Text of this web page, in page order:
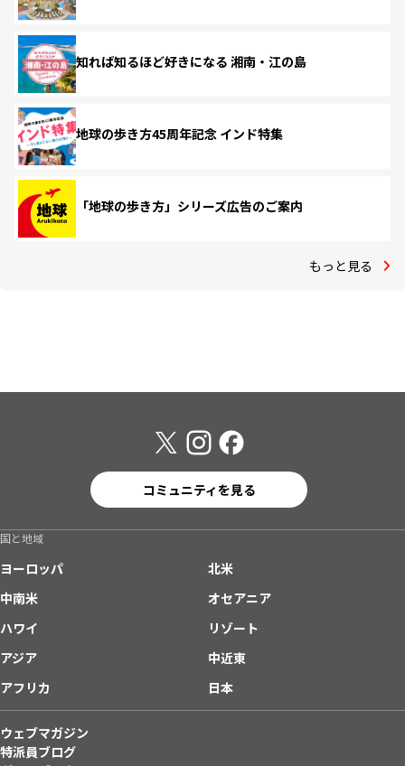
知れば知るほど好きになる 湘南・江の島
地球の歩き方45周年記念 インド特集
「地球の歩き方」シリーズ広告のご案内
もっと見る
コミュニティを見る
国と地域
ヨーロッパ
北米
中南米
オセアニア
ハワイ
リゾート
アジア
中近東
アフリカ
日本
ウェブマガジン
特派員ブログ